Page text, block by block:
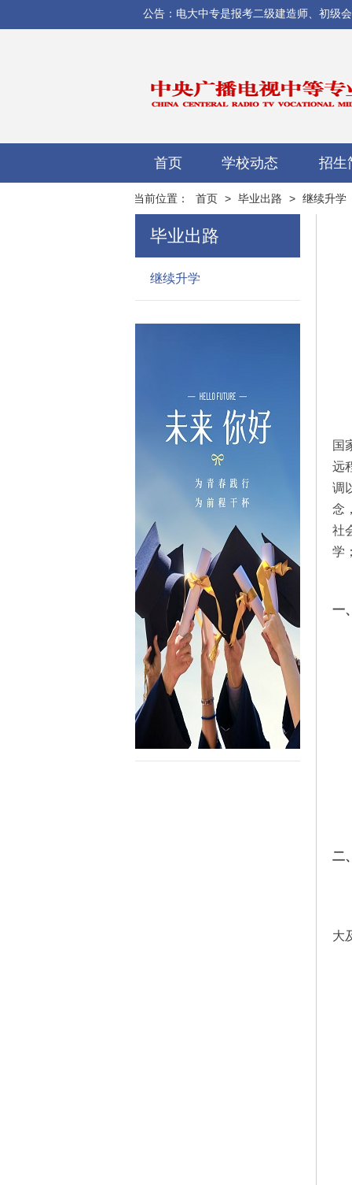
公告：电大中专是报考二级建造师、初级
首页 学校动态 招生
当前位置： 首页 > 毕业出路 > 继续升学
毕业出路
继续升学
国
远
调
念
社
学
一
二
大